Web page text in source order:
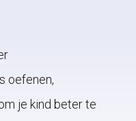
oefenen,
je kind beter te